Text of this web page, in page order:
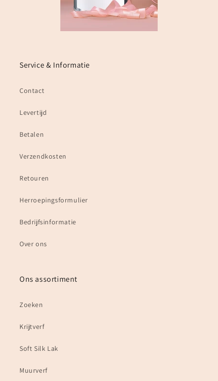
Service & Informatie
Contact
Levertijd
Betalen
Verzendkosten
Retouren
Herroepingsformulier
Bedrijfsinformatie
Over ons
Ons assortiment
Zoeken
Krijtverf
Soft Silk Lak
Muurverf